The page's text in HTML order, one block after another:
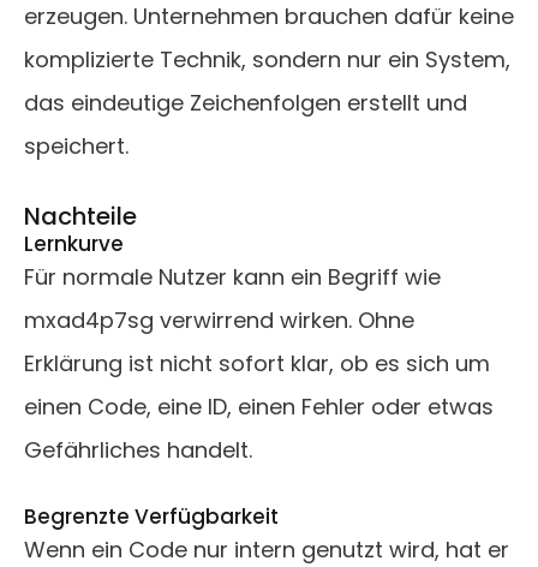
erzeugen. Unternehmen brauchen dafür keine
komplizierte Technik, sondern nur ein System,
das eindeutige Zeichenfolgen erstellt und
speichert.
Nachteile
Lernkurve
Für normale Nutzer kann ein Begriff wie
mxad4p7sg verwirrend wirken. Ohne
Erklärung ist nicht sofort klar, ob es sich um
einen Code, eine ID, einen Fehler oder etwas
Gefährliches handelt.
Begrenzte Verfügbarkeit
Wenn ein Code nur intern genutzt wird, hat er